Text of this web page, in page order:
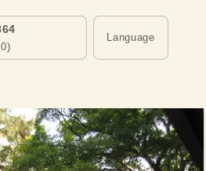
Language